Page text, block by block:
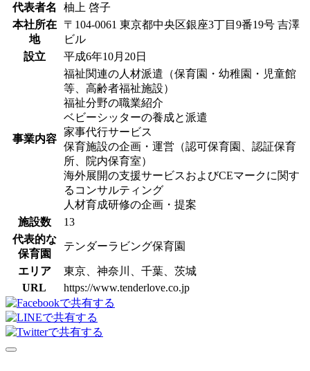
代表者名
柚上 啓子
本社所在
地
〒104-0061 東京都中央区銀座3丁目9番19号 吉澤
ビル
設立
平成6年10月20日
事業内容
福祉関連の人材派遣（保育園・幼稚園・児童館
等、高齢者福祉施設）
福祉分野の職業紹介
ベビーシッターの養成と派遣
家事代行サービス
保育施設の企画・運営（認可保育園、認証保育
所、院内保育室）
海外展開の支援サービスおよびCEマークに関す
るコンサルティング
人材育成研修の企画・提案
施設数
13
代表的な
保育園
テンダーラビング保育園
エリア
東京、神奈川、千葉、茨城
URL
https://www.tenderlove.co.jp